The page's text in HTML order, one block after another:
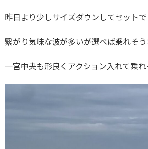
昨日より少しサイズダウンしてセットで
繋がり気味な波が多いが選べば乗れそう
一宮中央も形良くアクション入れて乗れ